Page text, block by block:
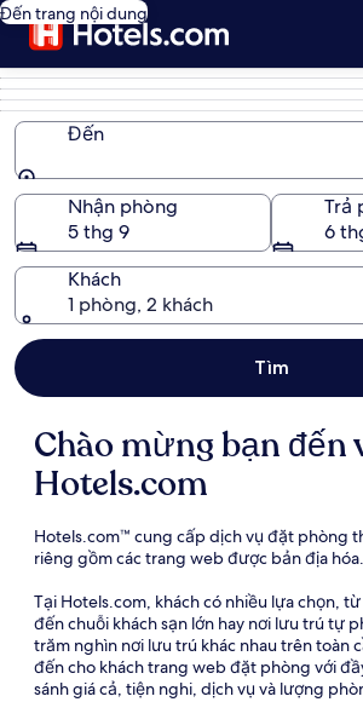
Đến trang nội dung
Đến
Đến
Nhận phòng
5 thg 9
Trả
6
Khách
1 phòng, 2 khách
Tìm
Chào mừng bạn đến
Hotels.com
Hotels.com™ cung cấp dịch vụ đặt phòng
riêng gồm các trang web được bản địa hóa.
Tại Hotels.com, khách có nhiều lựa chọn,
đến chuỗi khách sạn lớn hay nơi lưu trú tự
trăm nghìn nơi lưu trú khác nhau trên toàn
đến cho khách trang web đặt phòng với
sánh giá cả, tiện nghi, dịch vụ và lượng